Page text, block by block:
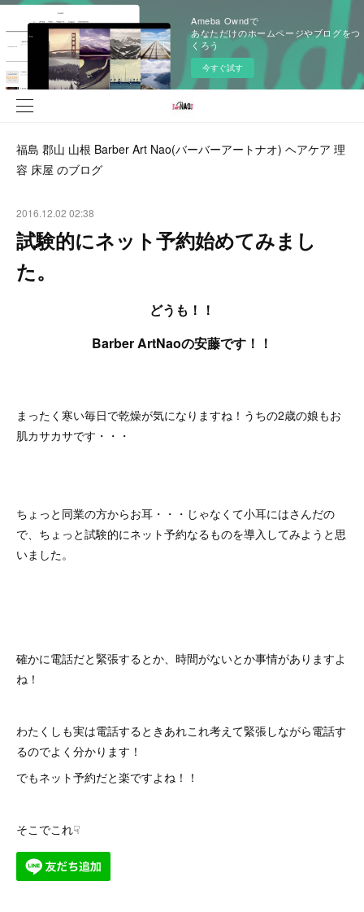
Ameba Owndで
あなただけのホームページやブログをつ
くろう
今すぐ試す
福島 郡山 山根 Barber Art Nao(バーバーアートナオ) ヘアケア 理
容 床屋 のブログ
2016.12.02 02:38
試験的にネット予約始めてみまし
た。
どうも！！
Barber ArtNaoの安藤です！！
まったく寒い毎日で乾燥が気になりますね！うちの2歳の娘もお
肌カサカサです・・・
ちょっと同業の方からお耳・・・じゃなくて小耳にはさんだの
で、ちょっと試験的にネット予約なるものを導入してみようと思
いました。
確かに電話だと緊張するとか、時間がないとか事情がありますよ
ね！
わたくしも実は電話するときあれこれ考えて緊張しながら電話す
るのでよく分かります！
でもネット予約だと楽ですよね！！
そこでこれ☟